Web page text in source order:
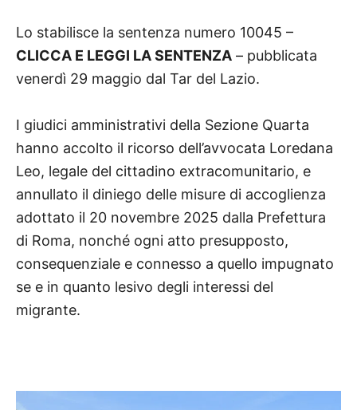
Lo stabilisce la sentenza numero 10045 –
CLICCA E LEGGI LA SENTENZA – pubblicata
venerdì 29 maggio dal Tar del Lazio.
I giudici amministrativi della Sezione Quarta
hanno accolto il ricorso dell’avvocata Loredana
Leo, legale del cittadino extracomunitario, e
annullato il diniego delle misure di accoglienza
adottato il 20 novembre 2025 dalla Prefettura
di Roma, nonché ogni atto presupposto,
consequenziale e connesso a quello impugnato
se e in quanto lesivo degli interessi del
migrante.